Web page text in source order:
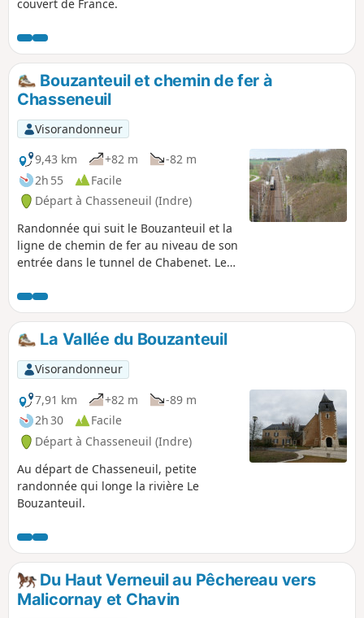
couvert de France.
Bouzanteuil et chemin de fer à
Chasseneuil
Visorandonneur
9,43 km
+82 m
-82 m
2h 55
Facile
Départ à Chasseneuil (Indre)
Randonnée qui suit le Bouzanteuil et la
ligne de chemin de fer au niveau de son
entrée dans le tunnel de Chabenet. Le
Chasseneuil.
La Vallée du Bouzanteuil
Visorandonneur
7,91 km
+82 m
-89 m
2h 30
Facile
Départ à Chasseneuil (Indre)
Au départ de Chasseneuil, petite
randonnée qui longe la rivière Le
Bouzanteuil.
Du Haut Verneuil au Pêchereau vers
Malicornay et Chavin